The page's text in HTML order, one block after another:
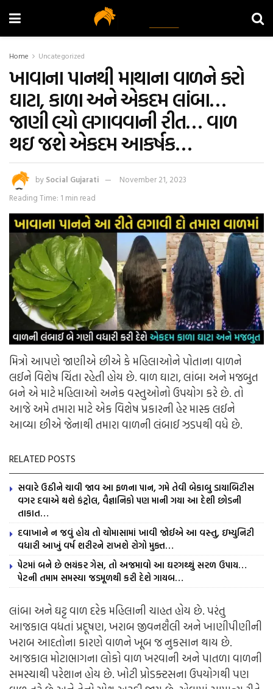
Home Uncategorized
ખાવાના પાનથી માથાના વાળને કરો
ઘાટા, કાળા અને એકદમ લાંબા…
જાણી લ્યો લગાવવાની રીત… વાળ
થઇ જશે એકદમ આકર્ષક…
by Social Gujarati
November 21, 2023
Reading Time: 1 min read
મિત્રો આપણે જાણીએ છીએ કે મહિલાઓને પોતાના વાળને
લઈને વિશેષ ચિંતા રહેતી હોય છે. વાળ ઘાટા, લાંબા અને મજબુત
બને એ માટે મહિલાઓ અનેક વસ્તુઓનો ઉપયોગ કરે છે. તો
આજે અમે તમારા માટે એક વિશેષ પ્રકારની હેર માસ્ક લઈને
આવ્યા છીએ જેનાથી તમારા વાળની લંબાઈ ઝડપથી વધે છે.
RELATED POSTS
સવારે ઉઠીને ચાવી જાવ આ ફળના પાન, ગમે તેવી બેકાબુ ડાયાબિટીસ
વગર દવાએ થશે કંટ્રોલ, વૈજ્ઞાનિકો પણ માની ગયા આ દેશી છોડની
તાકાત…
દવાખાને ન જવું હોય તો ચોમાસામાં ખાવી જોઈએ આ વસ્તુ, ઇમ્યુનિટી
વધારી આખું વર્ષ શરીરને રાખશે રોગો મુક્ત…
પેટમાં બને છે ભયંકર ગેસ, તો અજમાવો આ ઘરગથ્થું સરળ ઉપાય…
પેટની તમામ સમસ્યા જડમૂળથી કરી દેશે ગાયબ…
લાંબા અને ઘટ્ટ વાળ દરેક મહિલાની ચાહત હોય છે. પરંતુ
આજકાલ વધતાં પ્રદૂષણ, ખરાબ જીવનશૈલી અને ખાણીપીણીની
ખરાબ આદતોના કારણે વાળને ખૂબ જ નુકસાન થાય છે.
આજકાલ મોટાભાગના લોકો વાળ ખરવાની અને પાતળા વાળની
સમસ્યાથી પરેશાન હોય છે. ખોટી પ્રોડક્ટસના ઉપયોગથી પણ